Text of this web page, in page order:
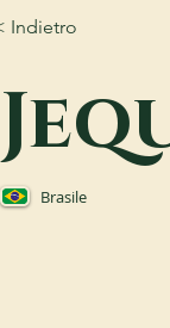
Indietro
Brasile